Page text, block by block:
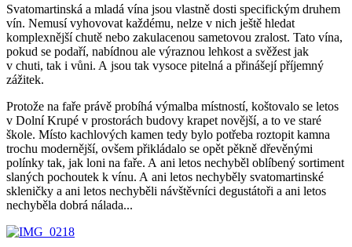
Svatomartinská a mladá vína jsou vlastně dosti specifickým druhem
vín. Nemusí vyhovovat každému, nelze v nich ještě hledat
komplexnější chutě nebo zakulacenou sametovou zralost. Tato vína,
pokud se podaří, nabídnou ale výraznou lehkost a svěžest jak
v chuti, tak i vůni. A jsou tak vysoce pitelná a přinášejí příjemný
zážitek.
Protože na faře právě probíhá výmalba místností, koštovalo se letos
v Dolní Krupé v prostorách budovy krapet novější, a to ve staré
škole. Místo kachlových kamen tedy bylo potřeba roztopit kamna
trochu modernější, ovšem přikládalo se opět pěkně dřevěnými
polínky tak, jak loni na faře. A ani letos nechyběl oblíbený sortiment
slaných pochoutek k vínu. A ani letos nechyběly svatomartinské
skleničky a ani letos nechyběli návštěvníci degustátoři a ani letos
nechyběla dobrá nálada...